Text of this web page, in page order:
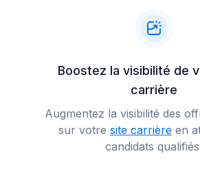
Boostez la visibilité de
carrière
Augmentez la visibilité des
sur votre site carrièreen
candidats